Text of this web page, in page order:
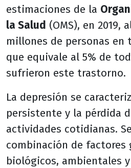
estimaciones de la
la Salud (OMS), en 2019,
millones de personas en
que equivale al 5% de
sufrieron este trastorno.
La depresión se
persistente y la pérdida
actividades cotidianas.
combinación de factores
biológicos, ambientales